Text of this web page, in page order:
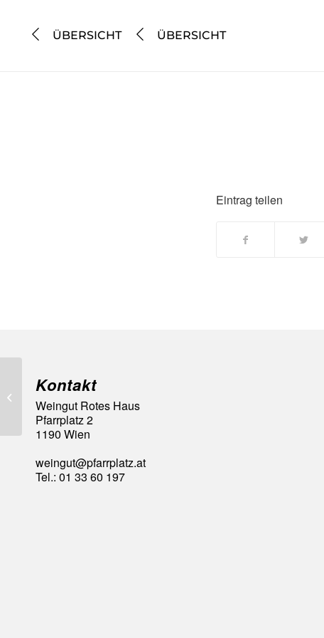
ÜBERSICHT ÜBERSICHT
Eintrag teilen
Kontakt
Weingut Rotes Haus
Pfarrplatz 2
1190 Wien
weingut@pfarrplatz.at
Tel.: 01 33 60 197